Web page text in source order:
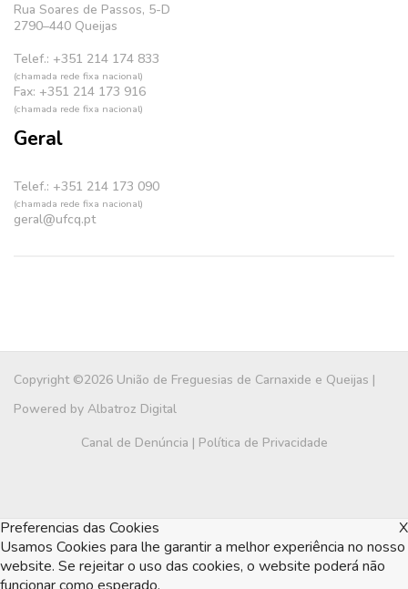
Rua Soares de Passos, 5-D
2790–440 Queijas
Telef.: +351 214 174 833
(chamada rede fixa nacional)
Fax: +351 214 173 916
(chamada rede fixa nacional)
Geral
Telef.: +351 214 173 090
(chamada rede fixa nacional)
geral@ufcq.pt
Copyright ©2026 União de Freguesias de Carnaxide e Queijas |
Powered by Albatroz Digital
Canal de Denúncia | Política de Privacidade
X
Preferencias das Cookies
Usamos Cookies para lhe garantir a melhor experiência no nosso
website. Se rejeitar o uso das cookies, o website poderá não